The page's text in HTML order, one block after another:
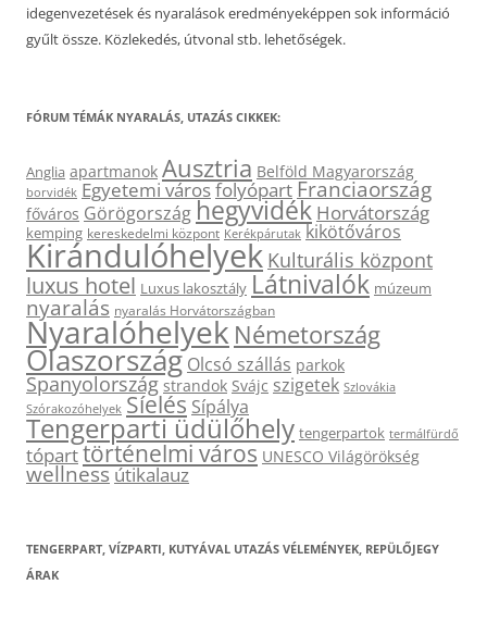
idegenvezetések és nyaralások eredményeképpen sok információ
gyűlt össze. Közlekedés, útvonal stb. lehetőségek.
FÓRUM TÉMÁK NYARALÁS, UTAZÁS CIKKEK:
Anglia apartmanok Ausztria Belföld Magyarország
borvidék Egyetemi városfolyópartFranciaország
főváros Görögországhegyvidék Horvátország
kemping kereskedelmi központ Kerékpárutak kikötőváros
Kirándulóhelyek Kulturális központ
luxus hotel Luxus lakosztály Látnivalók múzeum
nyaralás nyaralás Horvátországban
Nyaralóhelyek Németország
Olaszország Olcsó szállás parkok
Spanyolország strandok Svájc szigetek Szlovákia
Szórakozóhelyek Síelés Sípálya
Tengerparti üdülőhely tengerpartok termálfürdő
tóparttörténelmi város UNESCO Világörökség
wellnessútikalauz
TENGERPART, VÍZPARTI, KUTYÁVAL UTAZÁS VÉLEMÉNYEK, REPÜLŐJEGY
ÁRAK